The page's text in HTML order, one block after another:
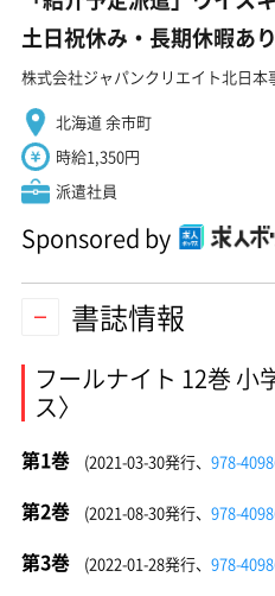
土日祝休み・長期休暇あり
株式会社ジャパンクリエイト北日本
北海道 余市町
時給1,350円
派遣社員
Sponsored by
書誌情報
フールナイト 12巻 小
ス〉
第1巻 (2021-03-30発行、 978-
第2巻 (2021-08-30発行、 978-
第3巻 (2022-01-28発行、 978-